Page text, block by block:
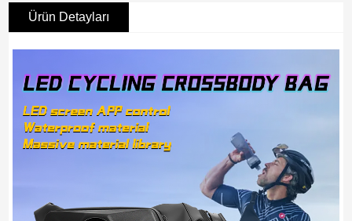
Ürün Detayları